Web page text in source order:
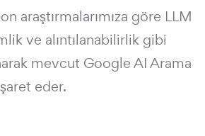
araştırmalarımıza göre LLM
ve alıntılanabilirlik gibi
mevcut Google AI Arama
eder.